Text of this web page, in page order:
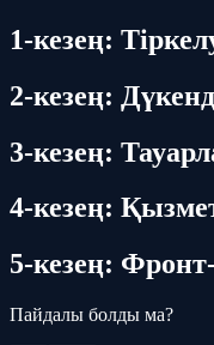
1-кезең:
2-кезең:
3-кезең:
4-кезең:
5-кезең:
Пайдалы болды ма?